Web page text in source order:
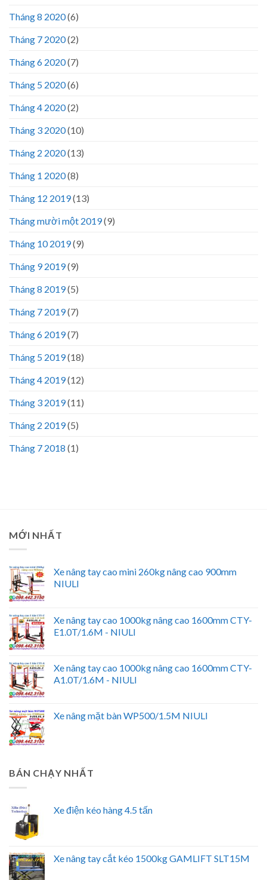
Tháng 8 2020(6)
Tháng 7 2020(2)
Tháng 6 2020(7)
Tháng 5 2020(6)
Tháng 4 2020(2)
Tháng 3 2020(10)
Tháng 2 2020(13)
Tháng 1 2020(8)
Tháng 12 2019(13)
Tháng mười một 2019(9)
Tháng 10 2019(9)
Tháng 9 2019(9)
Tháng 8 2019(5)
Tháng 7 2019(7)
Tháng 6 2019(7)
Tháng 5 2019(18)
Tháng 4 2019(12)
Tháng 3 2019(11)
Tháng 2 2019(5)
Tháng 7 2018 (1)
MỚI NHẤT
Xe nâng tay cao mini 260kg nâng cao 900mm
NIULI
Xe nâng tay cao 1000kg nâng cao 1600mm CTY-
E1.0T/1.6M - NIULI
Xe nâng tay cao 1000kg nâng cao 1600mm CTY-
A1.0T/1.6M - NIULI
Xe nâng mặt bàn WP500/1.5M NIULI
BÁN CHẠY NHẤT
Xe điện kéo hàng 4.5 tấn
Xe nâng tay cắt kéo 1500kg GAMLIFT SLT15M